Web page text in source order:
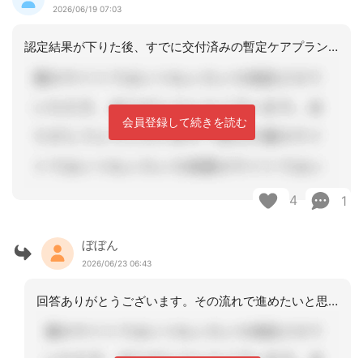
2026/06/19 07:03
認定結果が下りた後、すでに交付済みの暫定ケアプランの内容を再度確認の上、認定情報
会員登録して続きを読む
4 1
ぼぼん
2026/06/23 06:43
回答ありがとうございます。その流れで進めたいと思います。